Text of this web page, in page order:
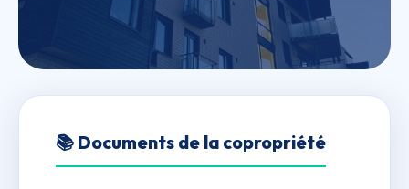
RU SAINT MARTIN
📚 Documents de la copropriété